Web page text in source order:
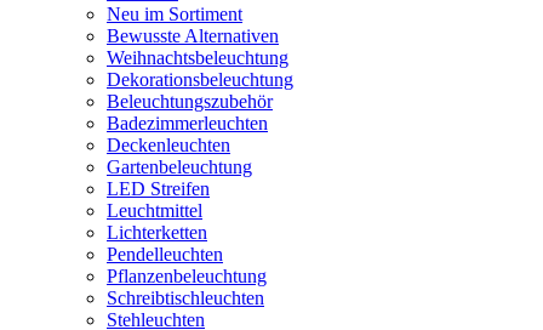
Neu im Sortiment
Bewusste Alternativen
Weihnachtsbeleuchtung
Dekorationsbeleuchtung
Beleuchtungszubehör
Badezimmerleuchten
Deckenleuchten
Gartenbeleuchtung
LED Streifen
Leuchtmittel
Lichterketten
Pendelleuchten
Pflanzenbeleuchtung
Schreibtischleuchten
Stehleuchten